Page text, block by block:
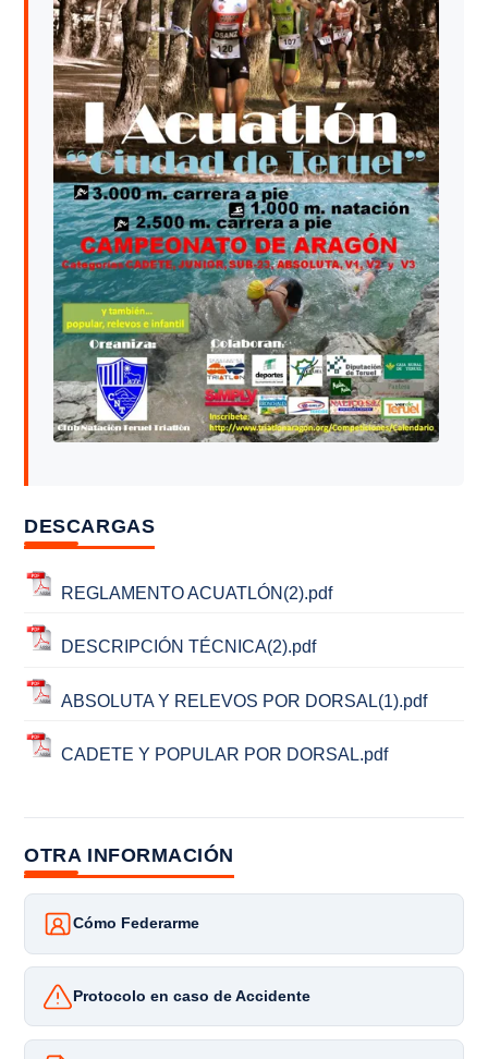
DESCARGAS
REGLAMENTO ACUATLÓN(2).pdf
DESCRIPCIÓN TÉCNICA(2).pdf
ABSOLUTA Y RELEVOS POR DORSAL(1).pdf
CADETE Y POPULAR POR DORSAL.pdf
OTRA INFORMACIÓN
Cómo Federarme
Protocolo en caso de Accidente